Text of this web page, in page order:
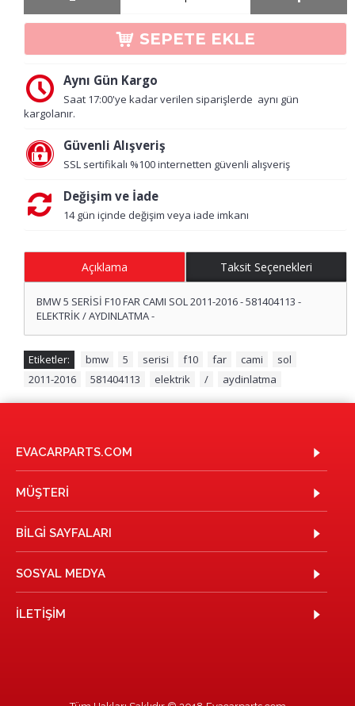
SEPETE EKLE
Aynı Gün Kargo
Saat 17:00'ye kadar verilen siparişlerde aynı gün
kargolanır.
Güvenli Alışveriş
SSL sertifikalı %100 internetten güvenli alışveriş
Değişim ve İade
14 gün içinde değişim veya iade imkanı
Açıklama Taksit Seçenekleri
BMW 5 SERİSİ F10 FAR CAMI SOL 2011-2016 - 581404113 -
ELEKTRİK / AYDINLATMA -
Etiketler: bmw 5 serisi f10 far cami sol
2011-2016
581404113 elektrik / aydinlatma
EVACARPARTS.COM
MÜŞTERI
BILGI SAYFALARI
SOSYAL MEDYA
İLETIŞIM